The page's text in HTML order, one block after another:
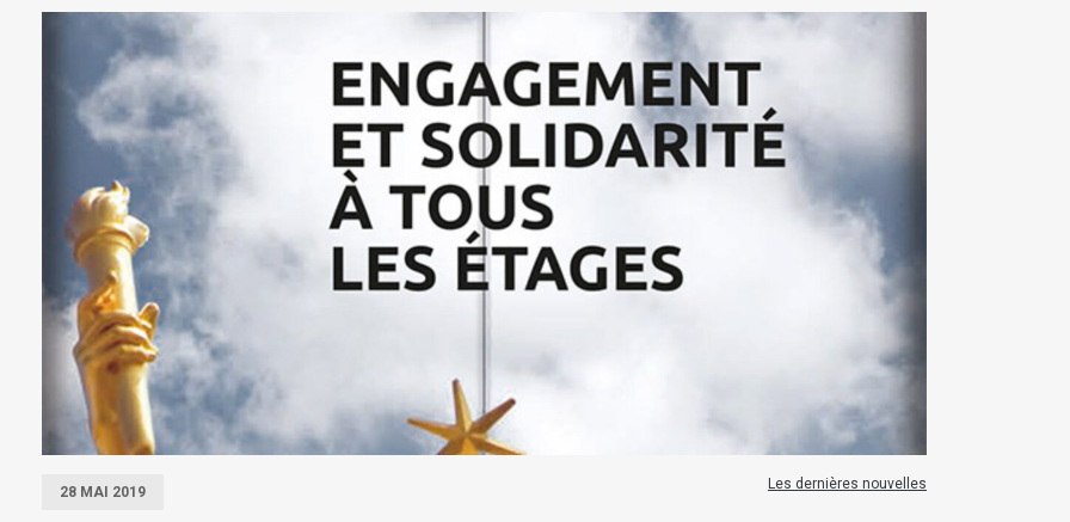
28 MAI 2019 Les dernières nouvelles